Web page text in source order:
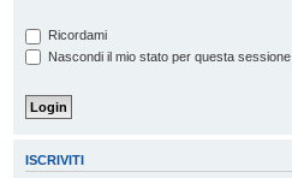
Ricordami
Nascondi il mio stato per questa sessione
ISCRIVITI